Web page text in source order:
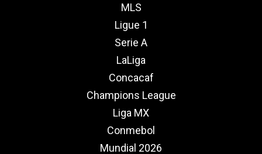
MLS
Ligue 1
Serie A
LaLiga
Concacaf
Champions League
Liga MX
Conmebol
Mundial 2026